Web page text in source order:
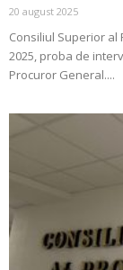
20 august 2025
Consiliul Superior al
2025, proba de
Procuror General....